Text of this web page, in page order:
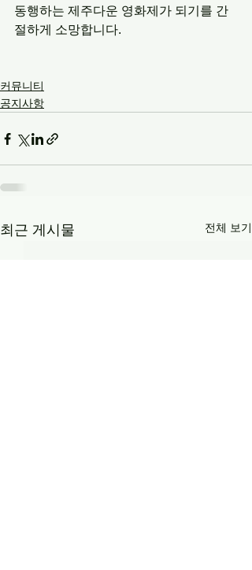
동행하는 제주다운 영화제가 되기를 간
절하게 소망합니다.
커뮤니티
공지사항
최근 게시물 전체 보기